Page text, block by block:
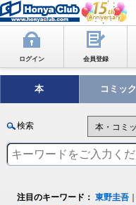
ログイン 会員登録
本 コミック
検索
注目のキーワード： 東野圭吾